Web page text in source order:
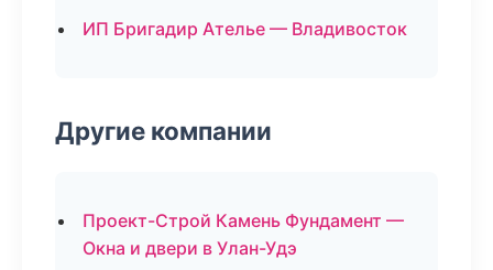
ИП Бригадир Ателье — Владивосток
Другие компании
Проект-Строй Камень Фундамент —
Окна и двери в Улан-Удэ